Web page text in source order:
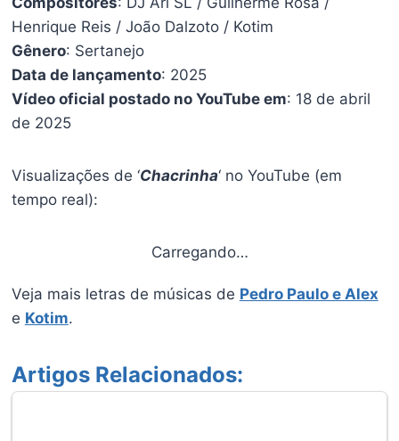
Henrique Reis / João Dalzoto / Kotim
Gênero: Sertanejo
Data de lançamento: 2025
Vídeo oficial postado no YouTube em: 18 de abril
de 2025
Visualizações de ‘Chacrinha‘ no YouTube (em
tempo real):
Carregando…
Veja mais letras de músicas de Pedro Paulo e Alex
e Kotim.
Artigos Relacionados: